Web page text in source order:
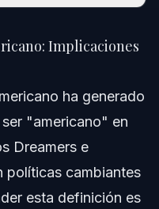
Trump de lo
Afecta la
su Estatus como
Implicaciones
ha generado
"americano" en
Dreamers e
políticas cambiantes
esta definición es